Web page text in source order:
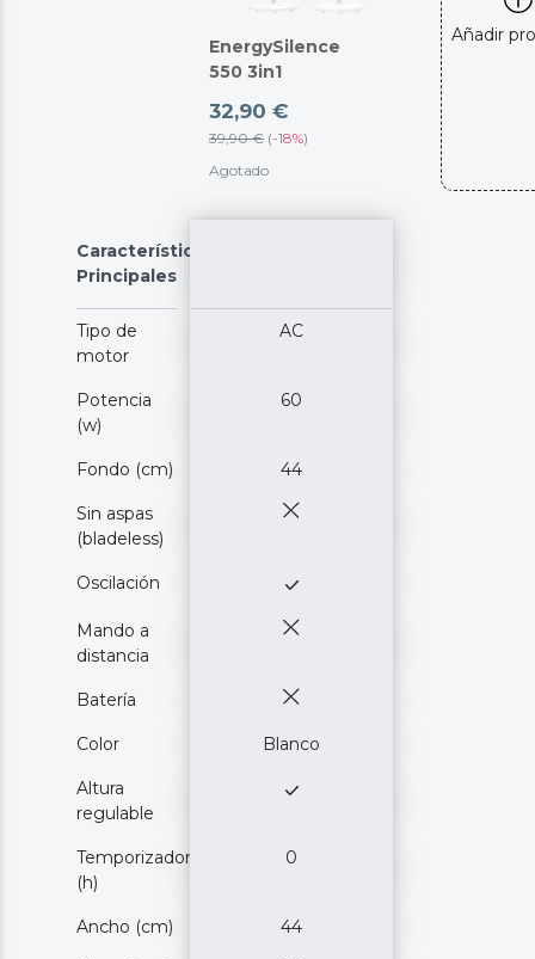
EnergySilence
550 3in1
32,90 €
39,90 € (-18%)
Agotado
Añadir
Características
Principales
Tipo de
motor
AC
Potencia
(w)
60
Fondo (cm) 44
Sin aspas
(bladeless)
Oscilación
Mando a
distancia
Batería
Color Blanco
Altura
regulable
Temporizador
(h)
0
Ancho (cm) 44